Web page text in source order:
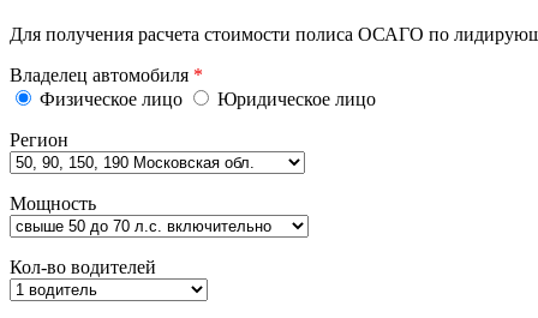
Для получения расчета стоимости полиса ОСАГО по
Владелец автомобиля *
Физическое лицо
Юридическое лицо
Регион
Мощность
Кол-во водителей